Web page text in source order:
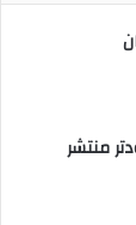
منتشر